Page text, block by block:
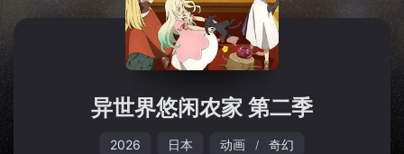
异世界悠闲农家 第二季
2026 日本 动画 / 奇幻